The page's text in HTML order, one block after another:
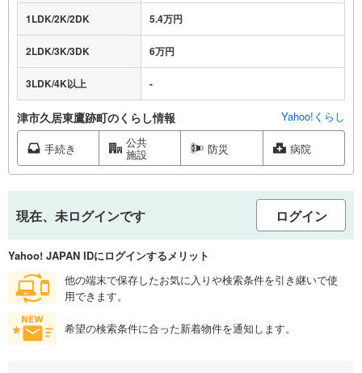
1LDK/2K/2DK 5.4万円
2LDK/3K/3DK 6万円
3LDK/4K以上 -
津市久居東鷹跡町のくらし情報 Yahoo!くらし
手続き 公共
施設 防災 病院
現在、未ログインです ログイン
Yahoo! JAPAN IDにログインするメリット
他の端末で保存したお気に入りや検索条件を引き継いで使
用できます。
希望の検索条件に合った新着物件を通知します。